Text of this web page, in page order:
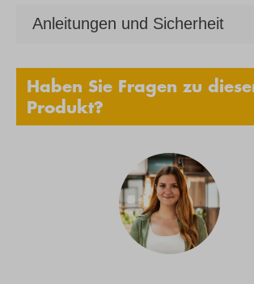
Anleitungen und Sicherheit
Haben Sie Fragen zu
Produkt?